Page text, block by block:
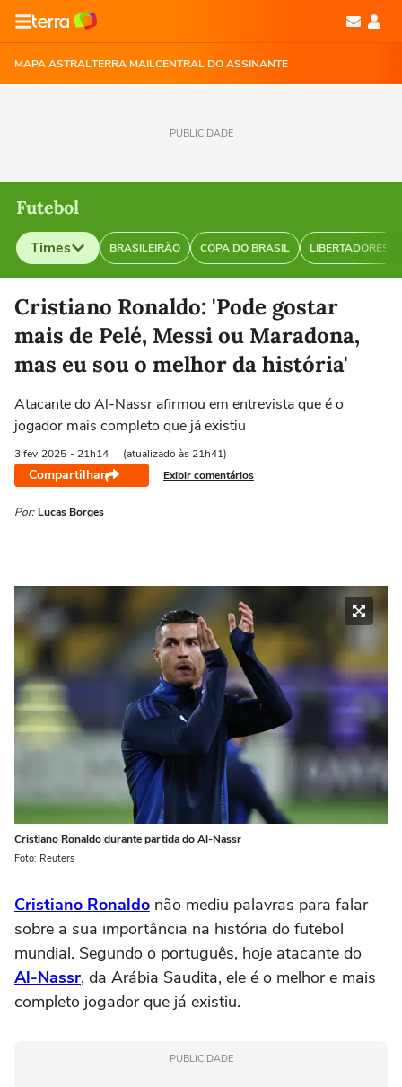
MAPA ASTRALTERRA MAILCENTRAL DO ASSINANTE
PUBLICIDADE
Futebol
Times BRASILEIRÃO COPA DO BRASIL LIBERTADORES
Selecione o time para ver as notícias
Cristiano Ronaldo: 'Pode gostar
mais de Pelé, Messi ou Maradona,
mas eu sou o melhor da história'
Atacante do Al-Nassr afirmou em entrevista que é o
jogador mais completo que já existiu
3 fev 2025 - 21h14 (atualizado às 21h41)
Compartilhar Exibir comentários
Por: Lucas Borges
Cristiano Ronaldo durante partida do Al-Nassr
Foto: Reuters
Cristiano Ronaldo não mediu palavras para falar
sobre a sua importância na história do futebol
mundial. Segundo o português, hoje atacante do
Al-Nassr, da Arábia Saudita, ele é o melhor e mais
completo jogador que já existiu.
PUBLICIDADE